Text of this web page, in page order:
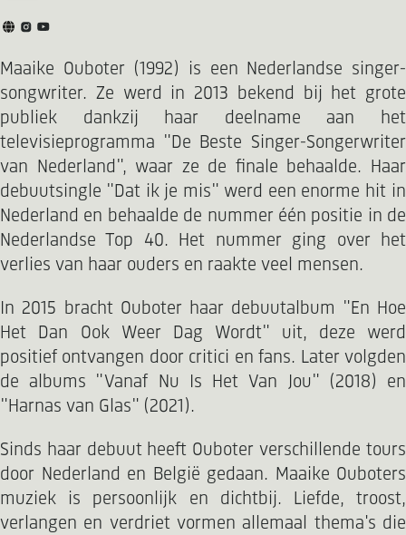
Maaike Ouboter (1992) is een Nederlandse singer-
songwriter. Ze werd in 2013 bekend bij het grote
publiek dankzij haar deelname aan het
televisieprogramma "De Beste Singer-Songerwriter
van Nederland", waar ze de finale behaalde. Haar
debuutsingle "Dat ik je mis" werd een enorme hit in
Nederland en behaalde de nummer één positie in de
Nederlandse Top 40. Het nummer ging over het
verlies van haar ouders en raakte veel mensen.
In 2015 bracht Ouboter haar debuutalbum "En Hoe
Het Dan Ook Weer Dag Wordt" uit, deze werd
positief ontvangen door critici en fans. Later volgden
de albums "Vanaf Nu Is Het Van Jou" (2018) en
"Harnas van Glas" (2021).
Sinds haar debuut heeft Ouboter verschillende tours
door Nederland en België gedaan. Maaike Ouboters
muziek is persoonlijk en dichtbij. Liefde, troost,
verlangen en verdriet vormen allemaal thema's die